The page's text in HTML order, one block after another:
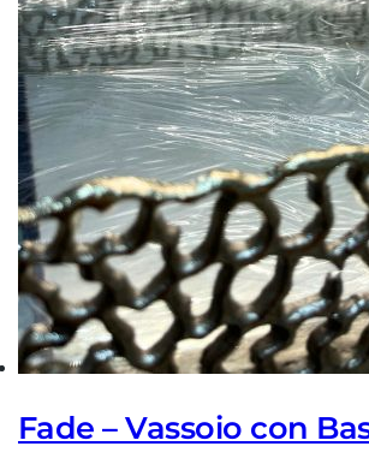
Fade – Vassoio con